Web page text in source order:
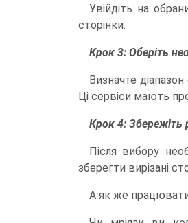
Увійдіть на
сторінки.
Крок 3: Оберіть
Визначте
Ці сервіси мають
Крок 4: Збережіть
Після вибору
зберегти вирізані
А як же